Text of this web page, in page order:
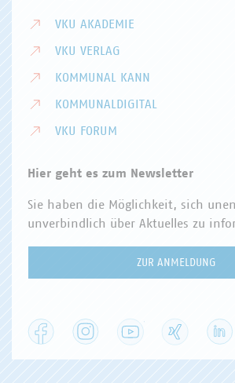
VKU AKADEMIE
VKU VERLAG
KOMMUNAL KANN
KOMMUNALDIGITAL
VKU FORUM
Hier geht es zum Newsletter
Sie haben die Möglichkeit, sich
unverbindlich über Aktuelles zu
ZUR ANMELDUNG
Facebook Instagram YouTube